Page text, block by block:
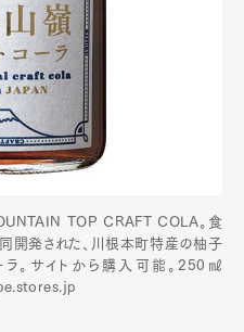
TOP CRAFT COLA。食
開発された、川根本町特産の柚子
ラ。サイトから購入可能。250㎖